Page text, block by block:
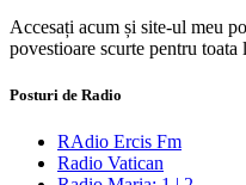
Accesați acum și site-ul meu
povestioare scurte pentru toata
Posturi de Radio
RAdio Ercis Fm
Radio Vatican